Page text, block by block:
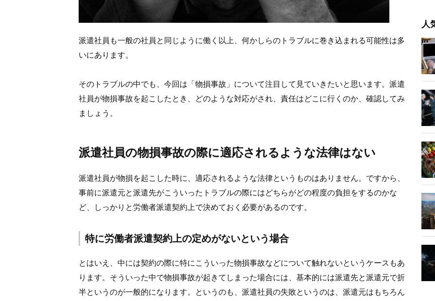
派遣社員も一般の社員と同じように働く以上、何かしらのトラブルに巻き込まれる可能性は多
いにあります。
そのトラブルの中でも、今回は「物損事故」について注目して見ていきたいと思います。派遣
社員が物損事故を起こしたとき、どのような対応がされ、責任はどこに行くのか、確認してみ
ましょう。
派遣社員の物損事故の際に適応されるような法律はない
派遣社員が物損を起こした時に、適応されるような法律というものはありません。ですから、
事前に派遣元と派遣先がこういったトラブルの際にはどちらがどの程度の負担をするのかな
ど、しっかりと労働者派遣契約上で決めておく必要があるのです。
特に労働者派遣契約上の定めがないという場合
とはいえ、中には契約の際に特にこういった物損事故などについて触れないというケースもあ
ります。そういった中で物損事故が起きてしまった場合には、基本的には派遣先と派遣元で折
半というのが一般的になります。というのも、派遣社員の失敗というのは、派遣元はもちろん
人